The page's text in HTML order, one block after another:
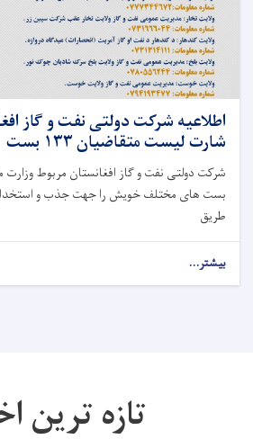
اطلاعیه شرکت دولتی نفت و گاز
شارت لیست متقاضیان ۱۳۳ بست
بست های مختلف خویش را جهت جذب و
طریق
بیشتر...
تازه ترین